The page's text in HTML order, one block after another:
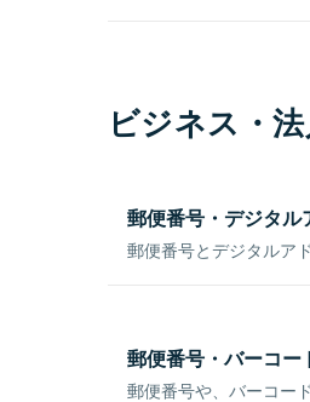
ビジネス・
郵便番号・デジタル
郵便番号とデジタルア
郵便番号・バーコー
郵便番号や、バーコー